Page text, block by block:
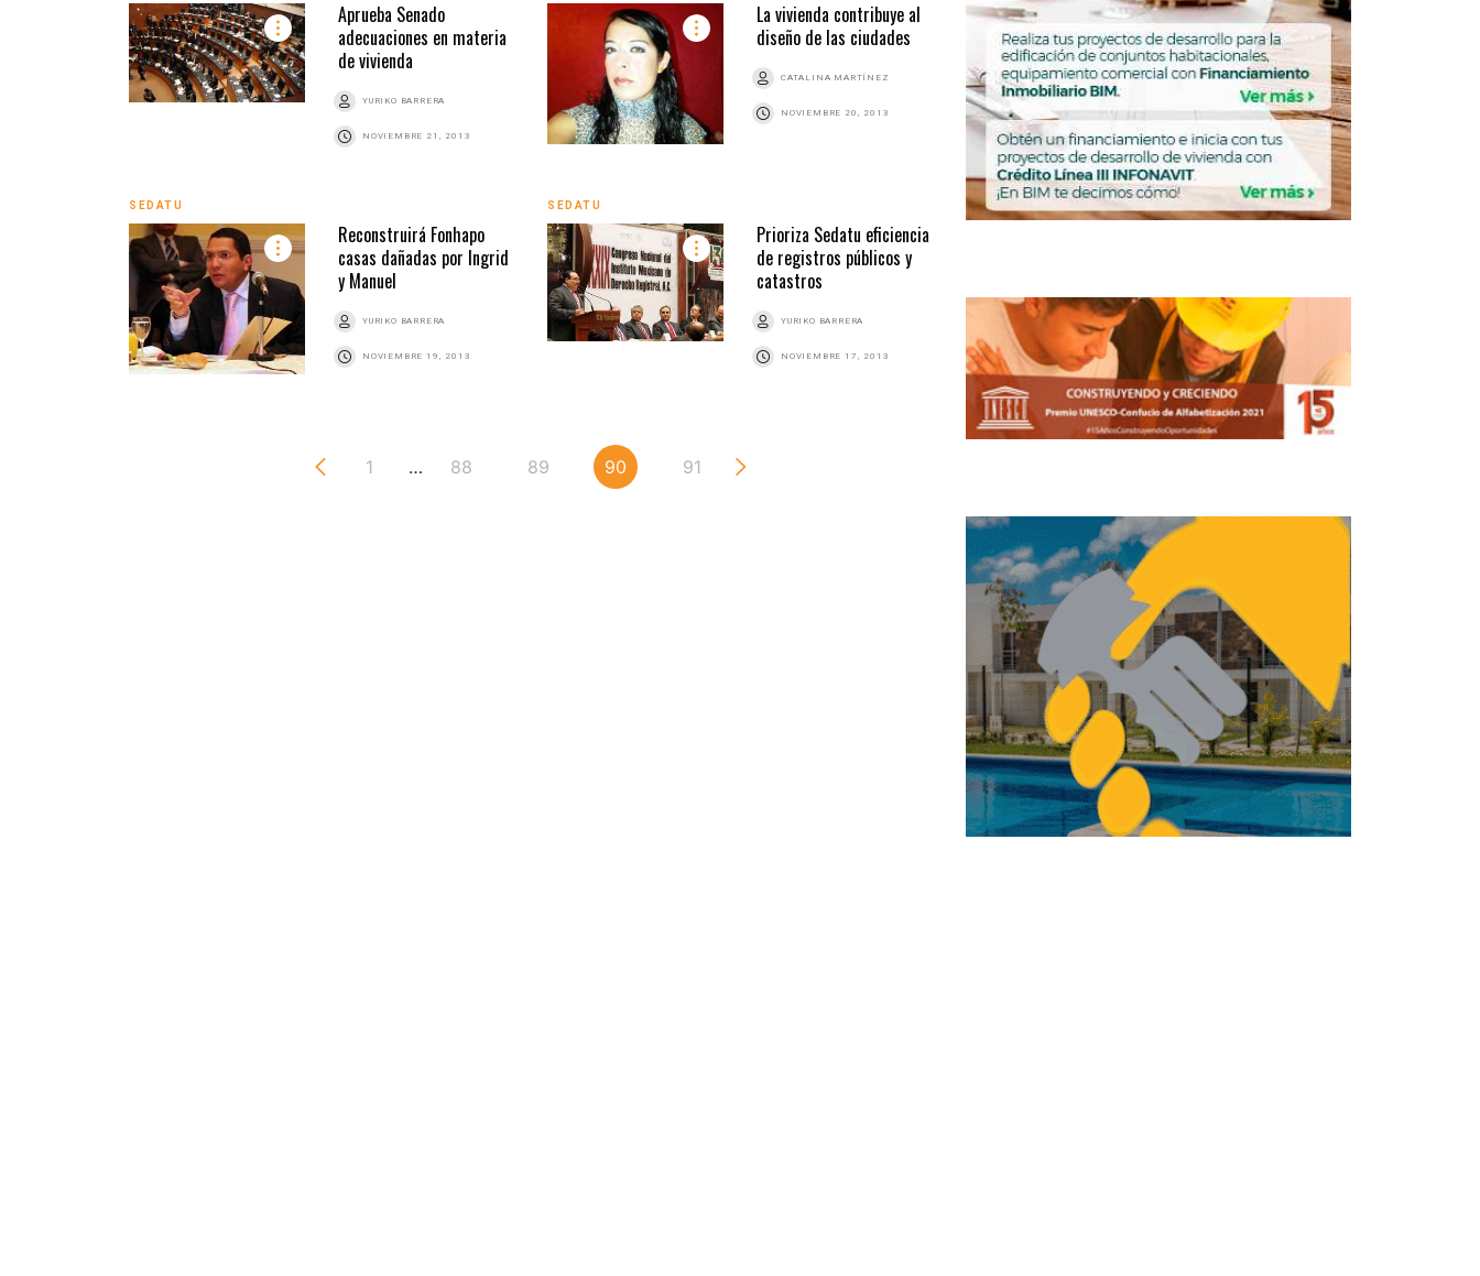
Aprueba Senado
adecuaciones en materia
de vivienda
YURIKO BARRERA
NOVIEMBRE 21, 2013
La vivienda contribuye al
diseño de las ciudades
CATALINA MARTÍNEZ
NOVIEMBRE 20, 2013
SEDATU
Reconstruirá Fonhapo
casas dañadas por Ingrid
y Manuel
YURIKO BARRERA
NOVIEMBRE 19, 2013
SEDATU
Prioriza Sedatu eficiencia
de registros públicos y
catastros
YURIKO BARRERA
NOVIEMBRE 17, 2013
1 … 88 89 90 91